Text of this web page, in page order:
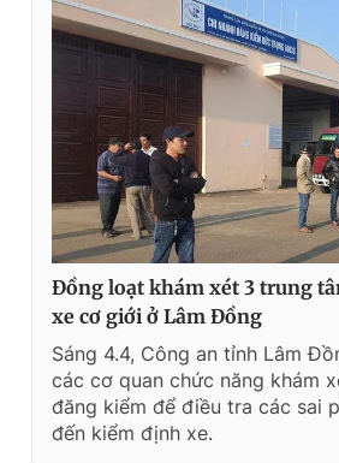
Đồng loạt khám xét 3 trung
xe cơ giới ở Lâm Đồng
Sáng 4.4, Công an tỉnh Lâm
các cơ quan chức năng khám
đăng kiểm để điều tra các sai
đến kiểm định xe.